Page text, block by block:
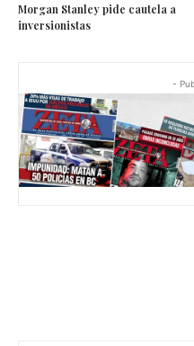
Morgan Stanley pide cautela a
inversionistas
-